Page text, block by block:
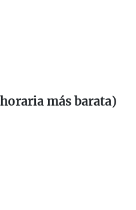
más barata)